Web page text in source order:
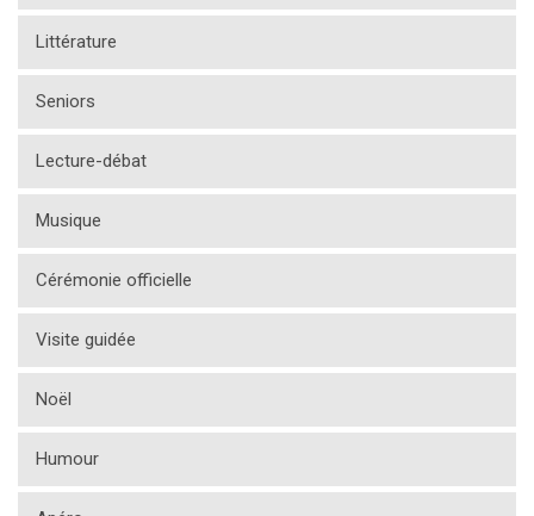
Littérature
Seniors
Lecture-débat
Musique
Cérémonie officielle
Visite guidée
Noël
Humour